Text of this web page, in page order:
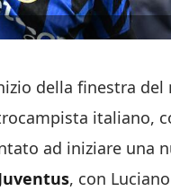
della finestra
italiano,
ad iniziare una
, con